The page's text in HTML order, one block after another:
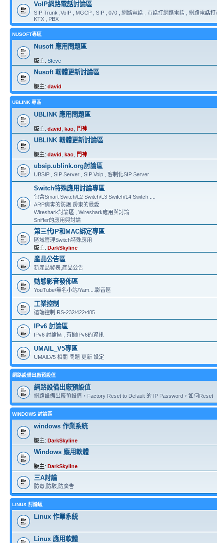
VoIP網路電話討論區
SIP Trunk ,VoIP , MGCP , SIP , 070 , 網路電話 , 市話打網路電話 , 網路電話打
KTX , PBX
NUSOFT專區
Nusoft 應用問題區
版主: Steve
Nusoft 軔體更新討論區
版主: david
UBLINK 專區
UBLINK 應用問題區
版主: david kao 門神
UBLINK 軔體更新討論區
版主: david kao 門神
ubsip.ublink.org討論區
UBSIP , SIP Server , SIP Voip , 客制化SIP Server
Switch特殊應用討論專區
包含Smart Switch/L2 Switch/L3 Switch/L4 Switch.....
ARP病毒的防護,房東的最愛
Wireshark討論區 , Wireshark應用與討論
Sniffer的應用與討論
第三代IP和MAC綁定專區
區域管理Switch特殊應用
版主: DarkSkyline
產品公告區
新產品發表,產品公告
動態影音發佈區
YouTube/無名小站/Yam....影音區
工業控制
遠端控制,RS-232/422/485
IPv6 討論區
IPv6 討論區 , 有關IPv6的資訊
UMAIL_V5專區
UMAILV5 相關 問題 更新 設定
網路設備出廠預設值
網路設備出廠預設值
網路設備出廠預設值，Factory Reset to Default 的 IP Password，如何Reset
WINDOWS 討論區
windows 作業系統
版主: DarkSkyline
Windows 應用軟體
版主: DarkSkyline
三A討論
防毒,防駭,防廣告
LINUX 討論區
Linux 作業系統
Linux 應用軟體